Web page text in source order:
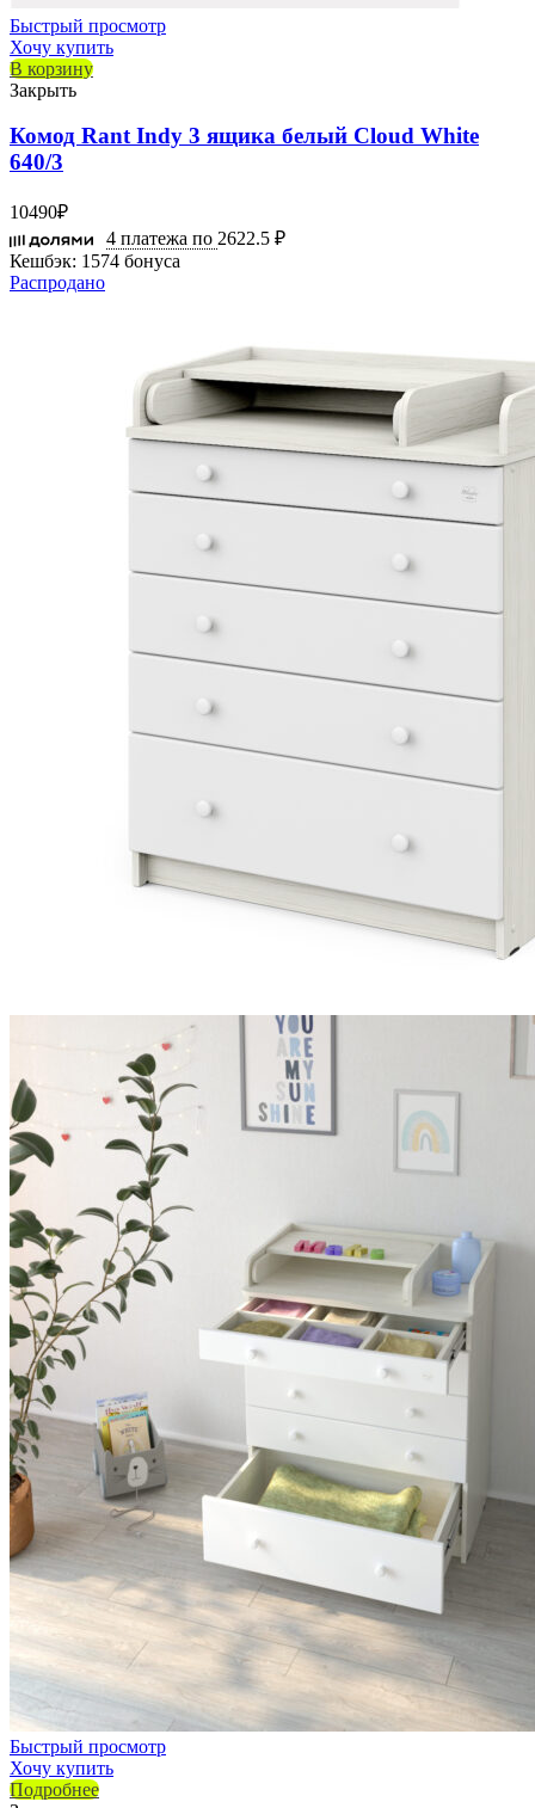
Быстрый просмотр
Хочу купить
В корзину
Закрыть
Комод Rant Indy 3 ящика белый Cloud White
640/3
10490₽
4 платежа по 2622.5 ₽
Кешбэк: 1574 бонуса
Распродано
Быстрый просмотр
Хочу купить
Подробнее